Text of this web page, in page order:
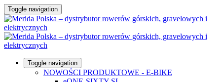
Toggle navigation
Toggle navigation
NOWOŚCI PRODUKTOWE - E-BIKE